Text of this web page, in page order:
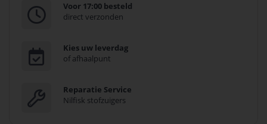
Voor 17:00 besteld
direct verzonden
Kies uw leverdag
of afhaalpunt
Reparatie Service
Nilfisk stofzuigers